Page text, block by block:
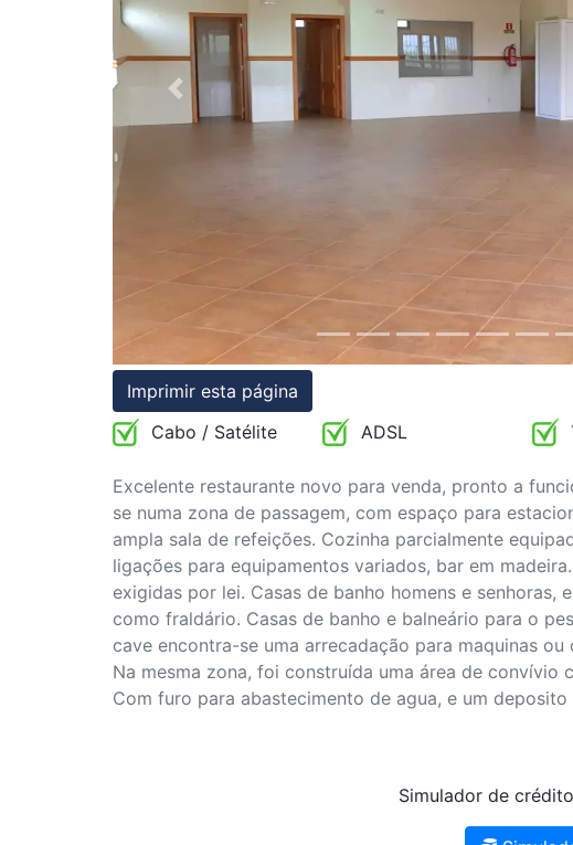
Condições
Testemunhos
Assessoria
Previous
Imprimir esta página
Cabo / Satélite ADSL
Excelente restaurante novo para venda, pronto a
se numa zona de passagem, com espaço para
ampla sala de refeições. Cozinha parcialmente
ligações para equipamentos variados, bar em
exigidas por lei. Casas de banho homens e senhoras,
como fraldário. Casas de banho e balneário para o
cave encontra-se uma arrecadação para maquinas
Na mesma zona, foi construída uma área de convívio
Com furo para abastecimento de agua, e um
Simulador de